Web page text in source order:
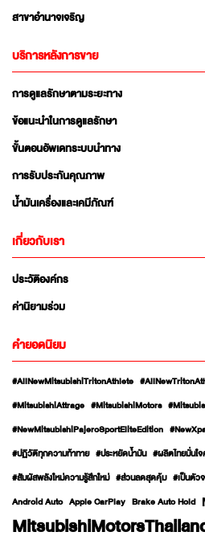
สาขาอำนาจเจริญ
บริการหลังการขาย
การดูแลรักษาตามระยะทาง
ข้อแนะนำในการดูแลรักษา
ขั้นตอนอัพเดทระบบนำทาง
การรับประกันคุณภาพ
น้ำมันเครื่องและเคมีภัณฑ์
เกี่ยวกับเรา
ประวัติองค์กร
ค่านิยามร่วม
คำยอดนิยม
#AllNewMitsubishiTritonAthlete
#MitsubishiAttrage #MitsubishiMotors
#NewMitsubishiPajeroSportEliteEdition
#ปฏิวัติทุกความท้าทาย #ประหยัดน้ำมัน #ผลิตไทยมั่น
#สัมผัสพลังใหม่ความรู้สึกใหม่ #ส่วนลดสุดคุ้ม #เป็นตัว
Android Auto Apple CarPlay Brake Auto Hold